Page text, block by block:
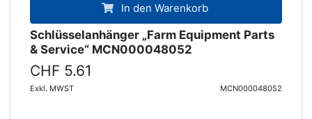
In den Warenkorb
Schlüsselanhänger „Farm Equipment Parts
& Service“ MCN000048052
CHF 5.61
Exkl. MWST MCN000048052